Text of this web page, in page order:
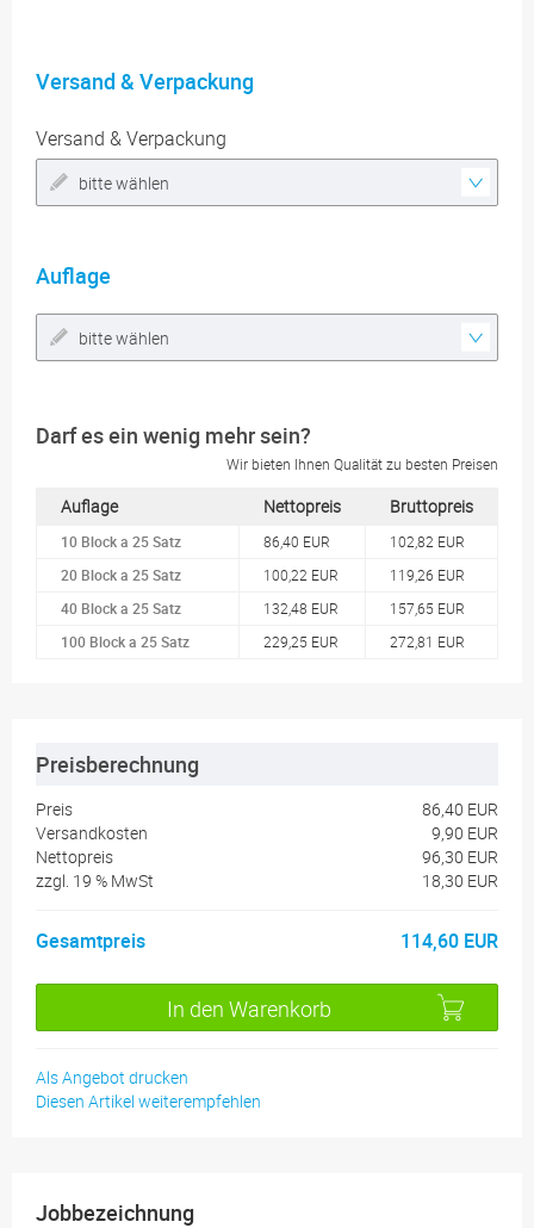
Versand & Verpackung
Versand & Verpackung
bitte wählen
Auflage
bitte wählen
Darf es ein wenig mehr sein?
Wir bieten Ihnen Qualität zu besten Preisen
Auflage Nettopreis Bruttopreis
10 Block a 25 Satz 86,40 EUR
102,82 EUR
20 Block a 25 Satz
100,22 EUR
119,26 EUR
40 Block a 25 Satz
132,48 EUR
157,65 EUR
100 Block a 25 Satz
229,25 EUR 272,81 EUR
Preisberechnung
Preis
86,40 EUR
Versandkosten
9,90 EUR
Nettopreis
96,30 EUR
zzgl. 19 % MwSt 18,30 EUR
Gesamtpreis 114,60 EUR
In den Warenkorb
Als Angebot drucken
Diesen Artikel weiterempfehlen
Jobbezeichnung